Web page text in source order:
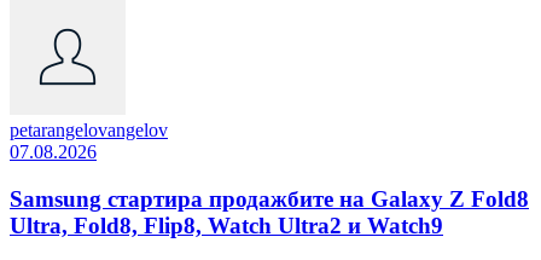
petarangelovangelov
07.08.2026
Samsung стартира продажбите на Galaxy Z Fold8
Ultra, Fold8, Flip8, Watch Ultra2 и Watch9